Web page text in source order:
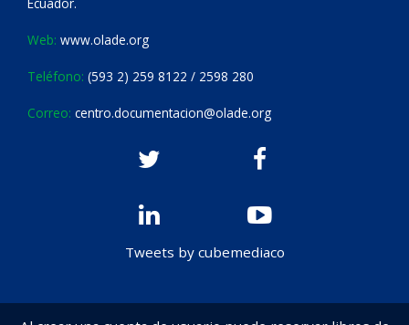
Ecuador.
Web: www.olade.org
Teléfono: (593 2) 259 8122 / 2598 280
Correo: centro.documentacion@olade.org
Tweets by cubemediaco